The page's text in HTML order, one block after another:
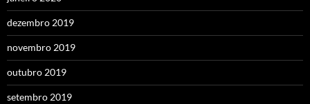
dezembro 2019
novembro 2019
outubro 2019
setembro 2019